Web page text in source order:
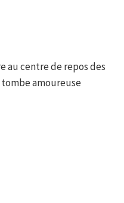
au centre de repos des
tombe amoureuse